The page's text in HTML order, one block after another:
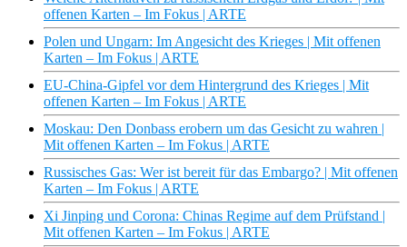
offenen Karten – Im Fokus | ARTE
Polen und Ungarn: Im Angesicht des Krieges | Mit offenen
Karten – Im Fokus | ARTE
EU-China-Gipfel vor dem Hintergrund des Krieges | Mit
offenen Karten – Im Fokus | ARTE
Moskau: Den Donbass erobern um das Gesicht zu wahren |
Mit offenen Karten – Im Fokus | ARTE
Russisches Gas: Wer ist bereit für das Embargo? | Mit offenen
Karten – Im Fokus | ARTE
Xi Jinping und Corona: Chinas Regime auf dem Prüfstand |
Mit offenen Karten – Im Fokus | ARTE